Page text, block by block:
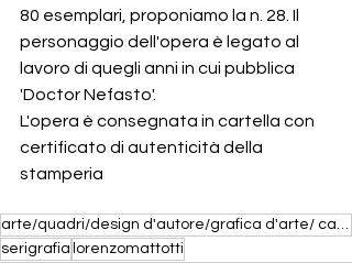
80 esemplari, proponiamo la n. 28. Il
personaggio dell'opera è legato al
lavoro di quegli anni in cui pubblica
'Doctor Nefasto'.
L'opera è consegnata in cartella con
certificato di autenticità della
stamperia
arte/quadri/design d'autore/grafica d'arte/ carta a mano/ opere in carta/ xilografia/ sculture lumin
serigrafia lorenzomattotti